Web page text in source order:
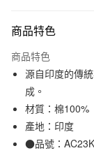
信用卡一次付款
信用卡分期付款
3 期 0 利率 每
合作金庫商業銀行
華南商業銀行
上海商業儲蓄銀行
超商取貨付款
LINE Pay
商品特色
商品特色
源自印度的傳
成。
材質：棉100%
產地：印度
●品號：